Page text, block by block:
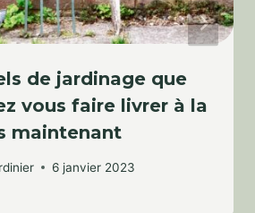
de jardinage que
vous faire livrer à la
maintenant
6 janvier 2023